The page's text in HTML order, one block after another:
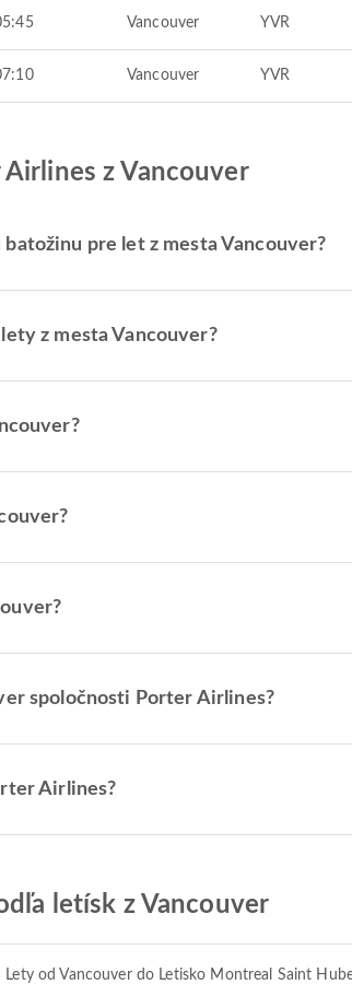
Vancouver YVR
Vancouver YVR
z Vancouver
pre let z mesta Vancouver?
z mesta Vancouver?
spoločnosti Porter Airlines?
Airlines?
letísk z Vancouver
Lety od Vancouver do Letisko Montreal Saint